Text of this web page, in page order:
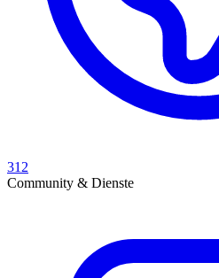
312
Community & Dienste